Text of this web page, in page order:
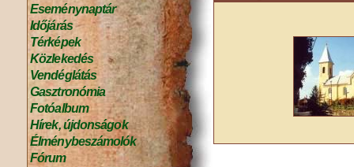
Eseménynaptár
Időjárás
Térképek
Közlekedés
Vendéglátás
Gasztronómia
Fotóalbum
Hírek, újdonságok
Élménybeszámolók
Fórum